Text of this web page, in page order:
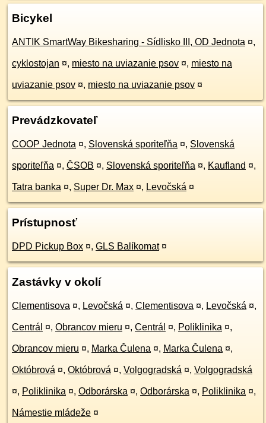
Bicykel
ANTIK SmartWay Bikesharing - Sídlisko III, OD Jednota ¤,
cyklostojan ¤, miesto na uviazanie psov ¤, miesto na
uviazanie psov ¤, miesto na uviazanie psov ¤
Prevádzkovateľ
COOP Jednota ¤, Slovenská sporiteľňa ¤, Slovenská
sporiteľňa ¤, ČSOB ¤, Slovenská sporiteľňa ¤, Kaufland ¤,
Tatra banka ¤, Super Dr. Max ¤, Levočská ¤
Prístupnosť
DPD Pickup Box ¤, GLS Balíkomat ¤
Zastávky v okolí
Clementisova ¤, Levočská ¤, Clementisova ¤, Levočská ¤,
Centrál ¤, Obrancov mieru ¤, Centrál ¤, Poliklinika ¤,
Obrancov mieru ¤, Marka Čulena ¤, Marka Čulena ¤,
Októbrová ¤, Októbrová ¤, Volgogradská ¤, Volgogradská
¤, Poliklinika ¤, Odborárska ¤, Odborárska ¤, Poliklinika ¤,
Námestie mládeže ¤